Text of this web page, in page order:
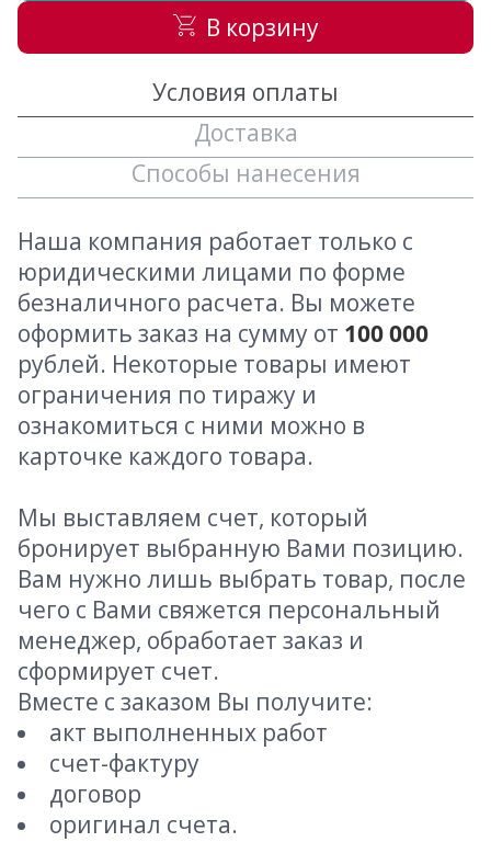
В корзину
Условия оплаты
Доставка
Способы нанесения
Наша компания работает только с
юридическими лицами по форме
безналичного расчета. Вы можете
оформить заказ на сумму от 100 000
рублей. Некоторые товары имеют
ограничения по тиражу и
ознакомиться с ними можно в
карточке каждого товара.
Мы выставляем счет, который
бронирует выбранную Вами позицию.
Вам нужно лишь выбрать товар, после
чего с Вами свяжется персональный
менеджер, обработает заказ и
сформирует счет.
Вместе с заказом Вы получите:
акт выполненных работ
счет-фактуру
договор
оригинал счета.